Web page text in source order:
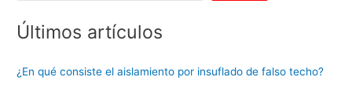
Últimos artículos
¿En qué consiste el aislamiento por insuflado de falso techo?